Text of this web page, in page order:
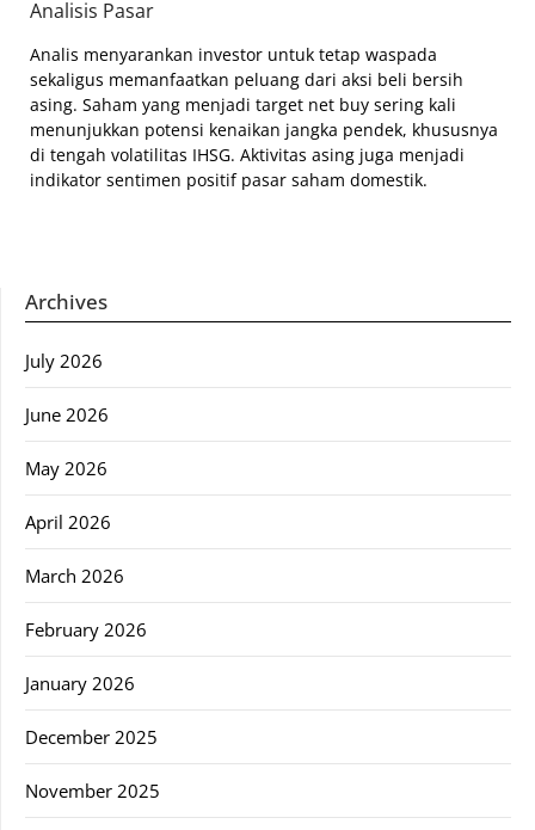
Analisis Pasar
Analis menyarankan investor untuk tetap waspada
sekaligus memanfaatkan peluang dari aksi beli bersih
asing. Saham yang menjadi target net buy sering kali
menunjukkan potensi kenaikan jangka pendek, khususnya
di tengah volatilitas IHSG. Aktivitas asing juga menjadi
indikator sentimen positif pasar saham domestik.
Archives
July 2026
June 2026
May 2026
April 2026
March 2026
February 2026
January 2026
December 2025
November 2025